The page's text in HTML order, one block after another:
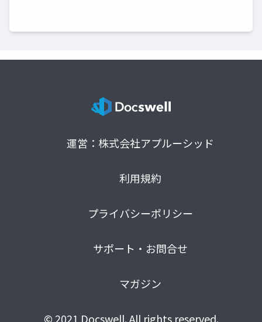
運営：株式会社アプルーシッド
利用規約
プライバシーポリシー
サポート・お問合せ
マガジン
© 2021 Docswell. All rights reserved.